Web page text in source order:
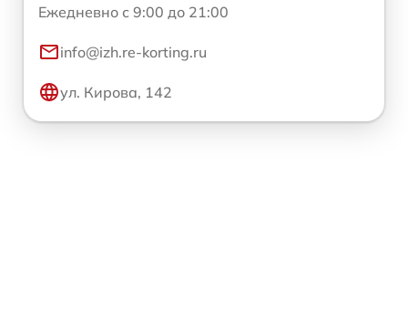
Ежедневно с 9:00 до 21:00
info@izh.re-korting.ru
ул. Кирова, 142